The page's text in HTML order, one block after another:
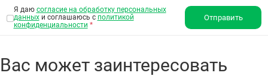
Я даю согласие на обработку персональных
данныхи соглашаюсь с политикой
конфиденциальности *
Отправить
Вас может заинтересовать